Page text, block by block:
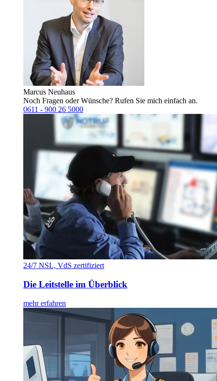
Marcus Neuhaus
Noch Fragen oder Wünsche? Rufen Sie mich einfach an.
0611 - 900 26 5000
24/7 NSL, VdS zertifiziert
Die Leitstelle im Überblick
mehr erfahren